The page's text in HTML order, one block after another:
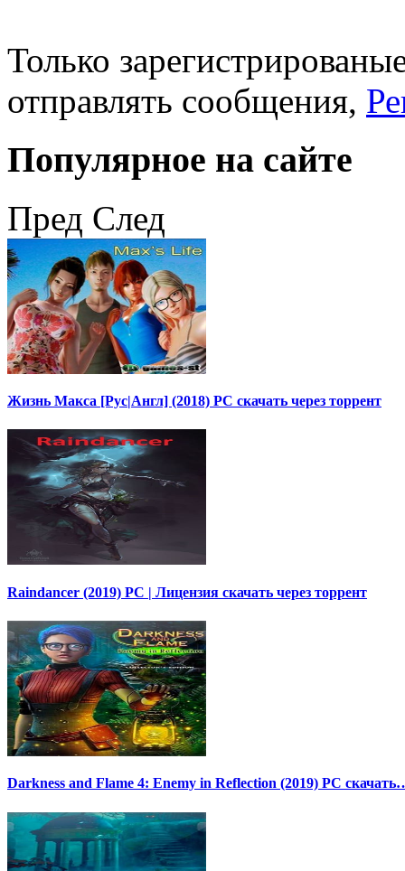
Только
отправлять сообщения,
Популярное на сайте
Пред След
Жизнь Макса [Рус|Англ] (2018) PC скачать через торрент
Raindancer (2019) PC | Лицензия скачать через торрент
Darkness and Flame 4: Enemy in Reflection (2019) PC